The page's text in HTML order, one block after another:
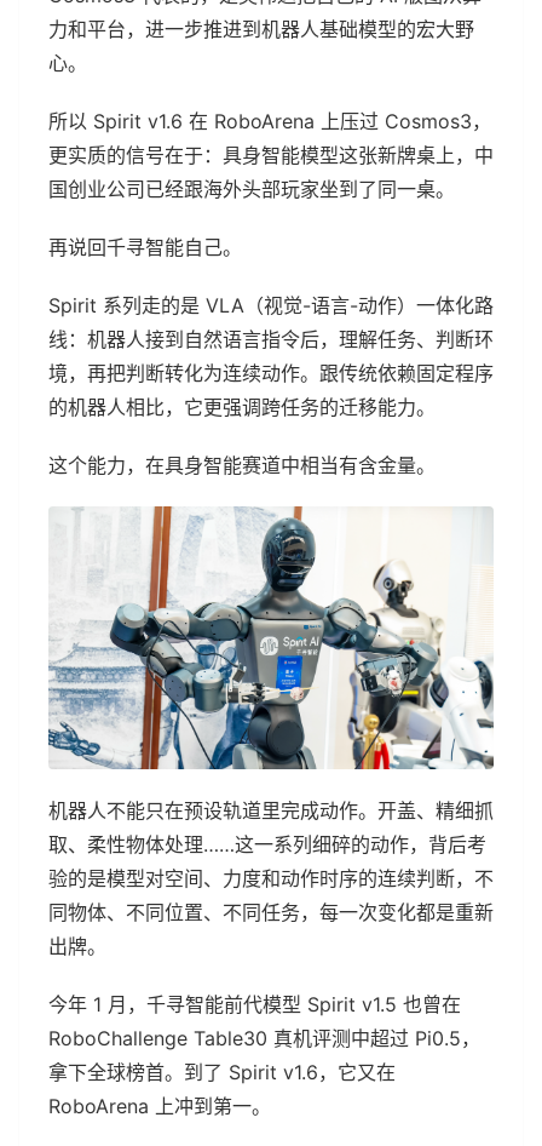
力和平台，进一步推进到机器人基础模型的宏大野
心。
所以 Spirit v1.6 在 RoboArena 上压过 Cosmos3，
更实质的信号在于：具身智能模型这张新牌桌上，中
国创业公司已经跟海外头部玩家坐到了同一桌。
再说回千寻智能自己。
Spirit 系列走的是 VLA（视觉-语言-动作）一体化路
线：机器人接到自然语言指令后，理解任务、判断环
境，再把判断转化为连续动作。跟传统依赖固定程序
的机器人相比，它更强调跨任务的迁移能力。
这个能力，在具身智能赛道中相当有含金量。
机器人不能只在预设轨道里完成动作。开盖、精细抓
取、柔性物体处理……这一系列细碎的动作，背后考
验的是模型对空间、力度和动作时序的连续判断，不
同物体、不同位置、不同任务，每一次变化都是重新
出牌。
今年 1 月，千寻智能前代模型 Spirit v1.5 也曾在
RoboChallenge Table30 真机评测中超过 Pi0.5，
拿下全球榜首。到了 Spirit v1.6，它又在
RoboArena 上冲到第一。